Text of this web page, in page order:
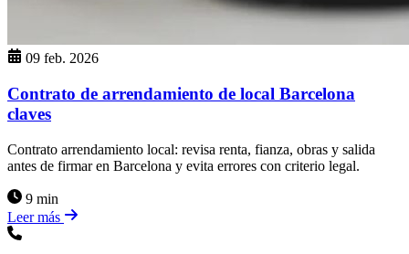
09 feb. 2026
Contrato de arrendamiento de local Barcelona
claves
Contrato arrendamiento local: revisa renta, fianza, obras y salida
antes de firmar en Barcelona y evita errores con criterio legal.
9 min
Leer más